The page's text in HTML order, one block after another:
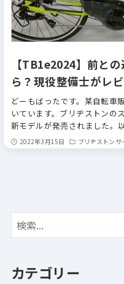
【TB1e2024】前と
ら？現役整備士がレ
どーもばったです。某自転車
いています。ブリヂストンの
新モデルが発売されました。
2022年3月15日 ブリヂストンサ
カテゴリー